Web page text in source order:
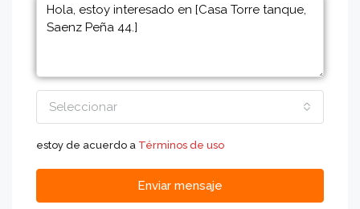
Seleccionar
estoy de acuerdo a Términos de uso
Enviar mensaje